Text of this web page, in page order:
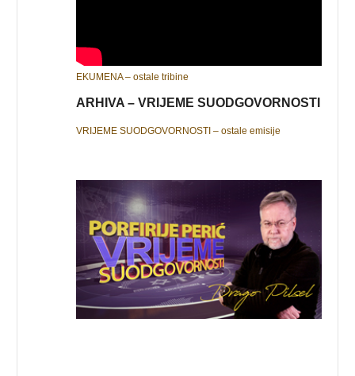
EKUMENA – ostale tribine
ARHIVA – VRIJEME SUODGOVORNOSTI
VRIJEME SUODGOVORNOSTI – ostale emisije